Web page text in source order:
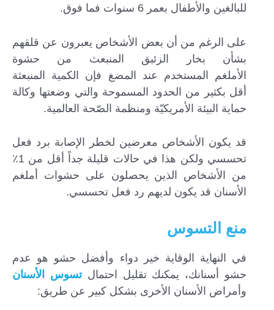
للبالغين والأطفال بعمر 6 سنوات فما فوق.
على الرغم من أن بعض الأشخاص يعبرون عن قلقهم
بشأن بخار الزئبق المنبعث من حشوة
الأملغم المستخدم عند المضغ فإن الكمية المنبعثة
أقل بكثير من الحدود المسموحة والتي وضعتها وكالة
حماية البيئة الأمريكيّة ومنظمة الصّحة العالمية.
قد يكون الأشخاص معرضين لخطر الإصابة برد فعل
تحسسي ولكن هذا في حالات قليلة جداً أقل من 1٪
من الأشخاص الذين يحصلون على حشوات أملغم
الأسنان قد يكون لديهم رد فعل تحسسي.
منع التسوس
في النهاية الوقاية خير دواء وأفضل حشو هو عدم
حشو أسنانك، يمكنك تقليل احتمالتسوس الأسنان
وأمراض الأسنان الأخرى بشكل كبير عن طريق: